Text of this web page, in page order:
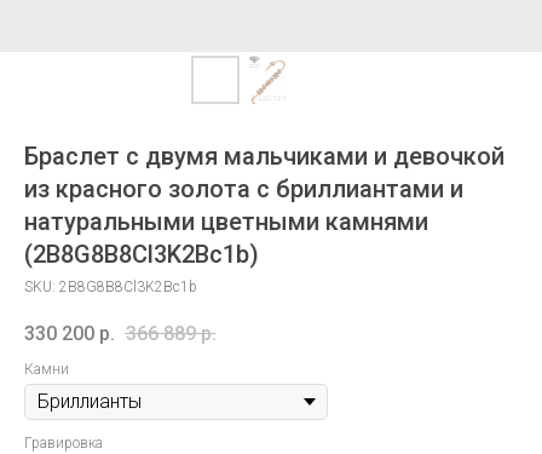
Браслет с двумя мальчиками и девочкой
из красного золота с бриллиантами и
натуральными цветными камнями
(2B8G8B8Cl3K2Bc1b)
SKU: 2B8G8B8Cl3K2Bc1b
330 200 р. 366 889 р.
Камни
Гравировка